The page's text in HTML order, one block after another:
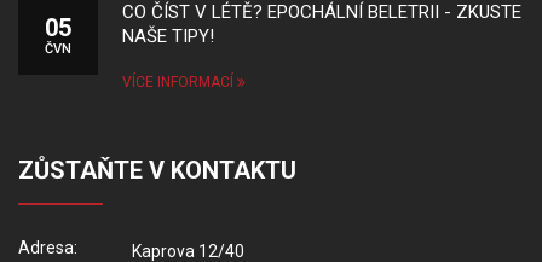
05
ČVN
CO ČÍST V LÉTĚ? EPOCHÁLNÍ BELETRII - ZKUSTE
NAŠE TIPY!
VÍCE INFORMACÍ
ZŮSTAŇTE V KONTAKTU
Adresa:
Kaprova 12/40